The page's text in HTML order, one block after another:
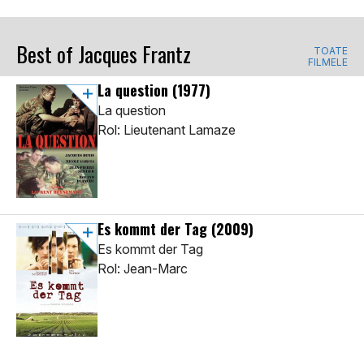
Best of Jacques Frantz
TOATE
FILMELE
La question (1977)
La question
Rol: Lieutenant Lamaze
Es kommt der Tag (2009)
Es kommt der Tag
Rol: Jean-Marc